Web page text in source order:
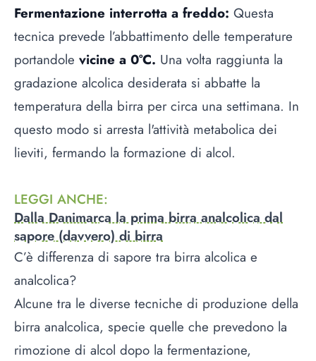
Fermentazione interrotta a freddo: Questa
tecnica prevede l’abbattimento delle temperature
portandole vicine a 0°C. Una volta raggiunta la
gradazione alcolica desiderata si abbatte la
temperatura della birra per circa una settimana. In
questo modo si arresta l'attività metabolica dei
lieviti, fermando la formazione di alcol.
LEGGI ANCHE:
Dalla Danimarca la prima birra analcolica dal
sapore (davvero) di birra
C’è differenza di sapore tra birra alcolica e
analcolica?
Alcune tra le diverse tecniche di produzione della
birra analcolica, specie quelle che prevedono la
rimozione di alcol dopo la fermentazione,